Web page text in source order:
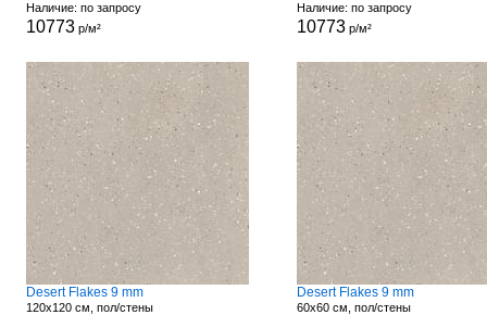
Наличие: по запросу
10773р/м²
Наличие: по запросу
10773р/м²
Desert Flakes 9 mm
120x120 см, пол/стены
Desert Flakes 9 mm
60x60 см, пол/стены